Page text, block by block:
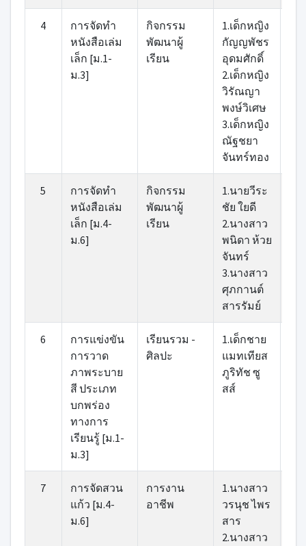
4
การจัดทำ
หนังสือเล่ม
เล็ก [ม.1-
ม.3]
กิจกรรม
พัฒนาผู้
เรียน
1.เด็กหญิง
กัญญพัชร
อุดมศักดิ์
2.เด็กหญิง
วิรัณญา
พงษ์วิเศษ
3.เด็กหญิง
ณัฐชยา
จันทร์ทอง
5
การจัดทำ
หนังสือเล่ม
เล็ก [ม.4-
ม.6]
กิจกรรม
พัฒนาผู้
เรียน
1.นายวีระ
ชัย ใยดี
2.นางสาว
พนิดา ห้วย
จันทร์
3.นางสาว
ศุภกานต์
สารรัมย์
6
การแข่งขัน
การวาด
ภาพระบาย
สี ประเภท
บกพร่อง
ทางการ
เรียนรู้ [ม.1-
ม.3]
เรียนรวม -
ศิลปะ
1.เด็กชาย
แมทเทียส
ภูริทัช ซู
สส์
7
การจัดสวน
แก้ว [ม.4-
ม.6]
การงาน
อาชีพ
1.นางสาว
วรนุช ไพร
สาร
2.นางสาว